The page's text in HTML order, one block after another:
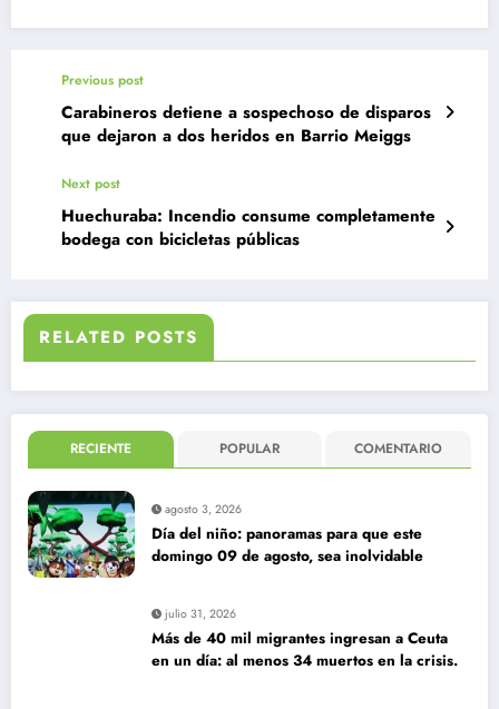
Previous post
Carabineros detiene a sospechoso de disparos
que dejaron a dos heridos en Barrio Meiggs
Next post
Huechuraba: Incendio consume completamente
bodega con bicicletas públicas
RELATED POSTS
RECIENTE POPULAR COMENTARIO
agosto 3, 2026
Día del niño: panoramas para que este
domingo 09 de agosto, sea inolvidable
julio 31, 2026
Más de 40 mil migrantes ingresan a Ceuta
en un día: al menos 34 muertos en la crisis.